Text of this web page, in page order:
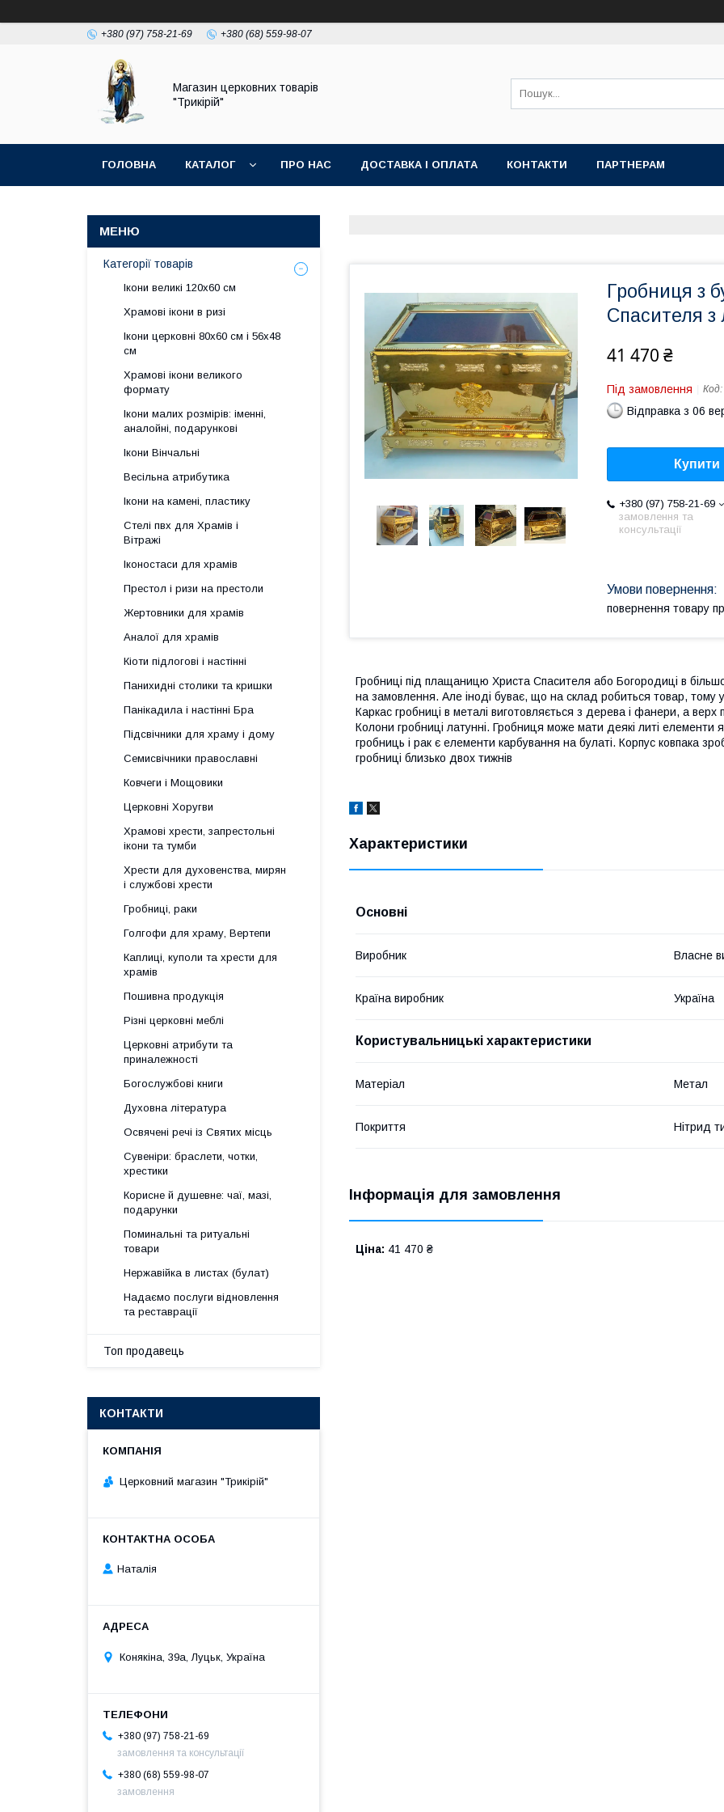
+380 (97) 758-21-69 +380 (68) 559-98-07
Магазин церковних товарів
"Трикірій"
ГОЛОВНА КАТАЛОГ ПРО НАС ДОСТАВКА І ОПЛАТА КОНТАКТИ ПАРТНЕРАМ
Гробниця з
Спасителя з
41 470 ₴
Під замовлення Код:
Відправка з 06
Купити
+380 (97) 758-21-69
замовлення та
консультації
повернення товару
Гробниці під плащаницю Христа Спасителя або Богородиці в
на замовлення. Але іноді буває, що на склад робиться товар, тому
Каркас гробниці в металі виготовляється з дерева і фанери, а
Колони гробниці латунні. Гробниця може мати деякі литі
гробниць і рак є елементи карбування на булаті. Корпус ковпака
гробниці близько двох тижнів
Характеристики
Основні
Виробник Власне
Країна виробник Україна
Користувальницькі характеристики
Матеріал Метал
Покриття Нітрид
Інформація для замовлення
Ціна: 41 470 ₴
Категорії товарів
Ікони великі 120х60 см
Храмові ікони в ризі
Ікони церковні 80х60 см і 56х48
см
Храмові ікони великого
формату
Ікони малих розмірів: іменні,
аналойні, подарункові
Ікони Вінчальні
Весільна атрибутика
Ікони на камені, пластику
Стелі пвх для Храмів і
Вітражі
Іконостаси для храмів
Престол і ризи на престоли
Жертовники для храмів
Аналої для храмів
Кіоти підлогові і настінні
Панихидні столики та кришки
Панікадила і настінні Бра
Підсвічники для храму і дому
Семисвічники православні
Ковчеги і Мощовики
Церковні Хоругви
Храмові хрести, запрестольні
ікони та тумби
Хрести для духовенства, мирян
і службові хрести
Гробниці, раки
Голгофи для храму, Вертепи
Каплиці, куполи та хрести для
храмів
Пошивна продукція
Різні церковні меблі
Церковні атрибути та
приналежності
Богослужбові книги
Духовна література
Освячені речі із Святих місць
Сувеніри: браслети, чотки,
хрестики
Корисне й душевне: чаї, мазі,
подарунки
Поминальні та ритуальні
товари
Нержавійка в листах (булат)
Надаємо послуги відновлення
та реставрації
Топ продавець
КОНТАКТИ
Церковний магазин "Трикірій"
Наталія
Конякіна, 39а, Луцьк, Україна
+380 (97) 758-21-69
замовлення та консультації
+380 (68) 559-98-07
замовлення